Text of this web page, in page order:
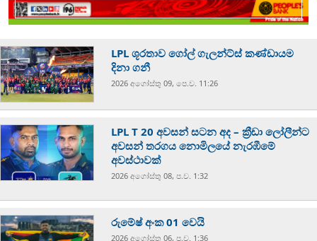
LPL ශූරතාව ගෝල් ගැලන්ට්ස් කණ්ඩායම
දිනා ගනී
2026 අගෝස්‍තු 09, පෙ.ව. 11:26
LPL T 20 අවසන් සටන අද – ක්‍රීඩා ලෝලීන්ට
අවසන් තරගය නොමිලයේ නැරඹීමේ
අවස්ථාවක්
2026 අගෝස්‍තු 08, ප.ව. 1:32
රුමේෂ් අංක 01 වෙයි
2026 අගෝස්‍තු 06, ප.ව. 1:36